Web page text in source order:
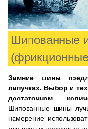
Шипованные
Зимние шины
липучках. Выбор и
достаточном
Шипованные шины
намерение